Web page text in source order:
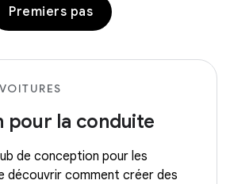
Premiers pas
pour la conduite
de conception pour les
découvrir comment créer des